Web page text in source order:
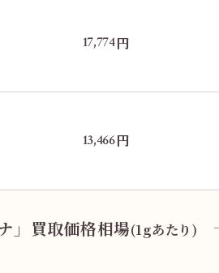
17,774円
13,466円
」買取価格相場(1gあたり)